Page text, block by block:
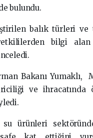
bulundu.
balık türleri ve
bilgi alan
Bakanı Yumaklı,
ve
su ürünleri